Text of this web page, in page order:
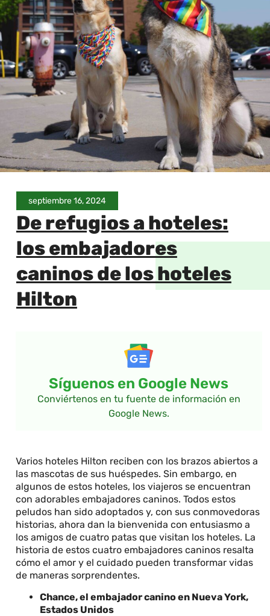
septiembre 16, 2024
De refugios a hoteles:
los embajadores
caninos de los hoteles
Hilton
Síguenos en Google News
Conviértenos en tu fuente de información en
Google News.
Varios hoteles Hilton reciben con los brazos abiertos a
las mascotas de sus huéspedes. Sin embargo, en
algunos de estos hoteles, los viajeros se encuentran
con adorables embajadores caninos. Todos estos
peludos han sido adoptados y, con sus conmovedoras
historias, ahora dan la bienvenida con entusiasmo a
los amigos de cuatro patas que visitan los hoteles. La
historia de estos cuatro embajadores caninos resalta
cómo el amor y el cuidado pueden transformar vidas
de maneras sorprendentes.
Chance, el embajador canino en Nueva York,
Estados Unidos